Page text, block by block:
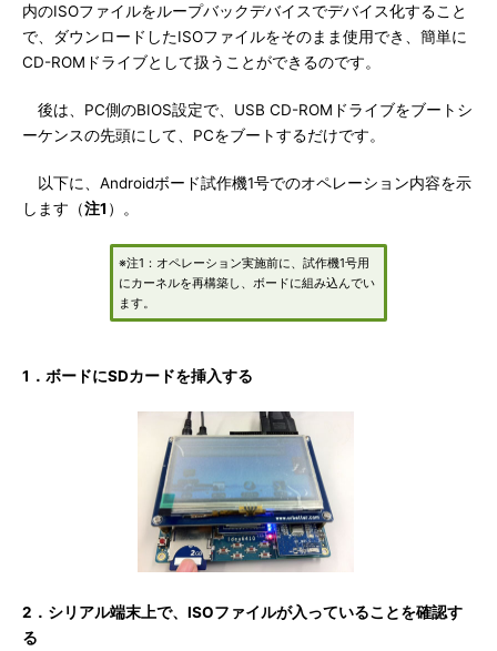
内のISOファイルをループバックデバイスでデバイス化すること
で、ダウンロードしたISOファイルをそのまま使用でき、簡単に
CD-ROMドライブとして扱うことができるのです。
後は、PC側のBIOS設定で、USB CD-ROMドライブをブートシ
ーケンスの先頭にして、PCをブートするだけです。
以下に、Androidボード試作機1号でのオペレーション内容を示
します（注1 ）。
※注1：オペレーション実施前に、試作機1号用
にカーネルを再構築し、ボードに組み込んでい
ます。
1．ボードにSDカードを挿入する
2．シリアル端末上で、ISOファイルが入っていることを確認す
る